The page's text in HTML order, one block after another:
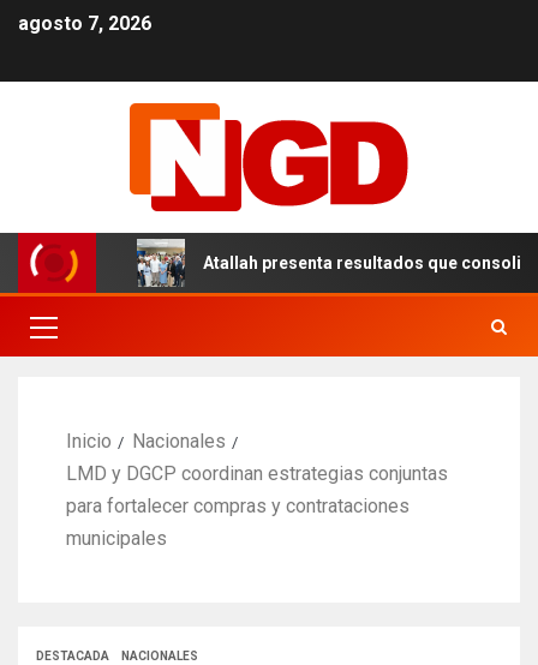
agosto 7, 2026
DN Atallah presenta resultados que consolidan un
Inicio
Nacionales
LMD y DGCP coordinan estrategias conjuntas
para fortalecer compras y contrataciones
municipales
DESTACADA NACIONALES